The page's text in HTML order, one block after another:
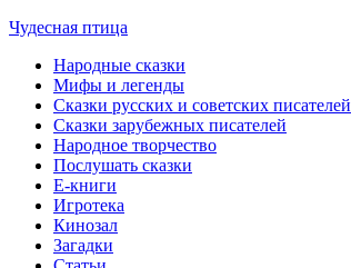
Чудесная птица
Народные сказки
Мифы и легенды
Сказки русских и советских писателей
Сказки зарубежных писателей
Народное творчество
Послушать сказки
Е-книги
Игротека
Кинозал
Загадки